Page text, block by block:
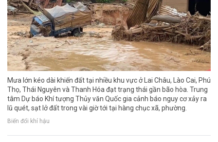
Mưa lớn kéo dài khiến đất tại nhiều khu vực ở Lai Châu, Lào Cai, Phú
Thọ, Thái Nguyên và Thanh Hóa đạt trạng thái gần bão hòa. Trung
tâm Dự báo Khí tượng Thủy văn Quốc gia cảnh báo nguy cơ xảy ra
lũ quét, sạt lở đất trong vài giờ tới tại hàng chục xã, phường.
Biến đổi khí hậu